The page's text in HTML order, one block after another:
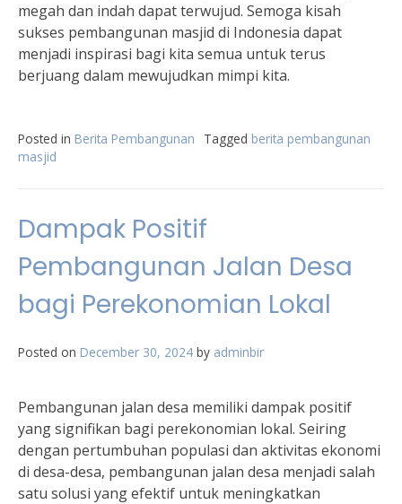
megah dan indah dapat terwujud. Semoga kisah
sukses pembangunan masjid di Indonesia dapat
menjadi inspirasi bagi kita semua untuk terus
berjuang dalam mewujudkan mimpi kita.
Posted in Berita Pembangunan Tagged berita pembangunan
masjid
Dampak Positif
Pembangunan Jalan Desa
bagi Perekonomian Lokal
Posted on December 30, 2024 by adminbir
Pembangunan jalan desa memiliki dampak positif
yang signifikan bagi perekonomian lokal. Seiring
dengan pertumbuhan populasi dan aktivitas ekonomi
di desa-desa, pembangunan jalan desa menjadi salah
satu solusi yang efektif untuk meningkatkan